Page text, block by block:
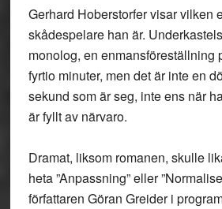
Gerhard Hoberstorfer visar vilken
skådespelare han är.
monolog, en enmansföreställning
fyrtio minuter, men det är inte en
sekund som är seg, inte ens när
är fyllt av närvaro.
Dramat, liksom romanen, skulle
heta ”Anpassning” eller
författaren Göran Greider i